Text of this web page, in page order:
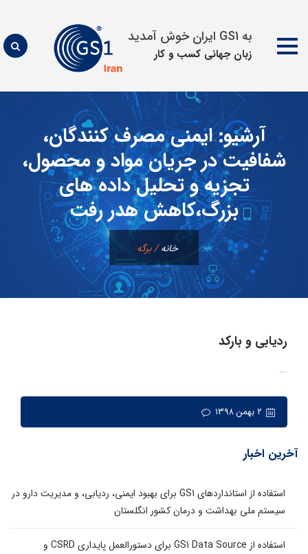
به GS1 ایران خوش آمدید
زبان جهانی كسب و كار
محتوا
آرشیو:ایمنی مصرف کنندگان،
شفافیت در جریان مواد و محصول،
تجزیه و تحلیل داده های
بزرگ،کاهش هدر رفت
خانه/برگه
ردیابی و بارکد
...
آخرین اخبار
استفاده از استانداردهای GS1 برای بهبود ایمنی، ردیابی، و مدیریت دارو در
سیستم ملی بهداشت و درمان کشور انگلستان
استفاده از GS1 Data Source برای دستورالعمل پایداری CSRD و